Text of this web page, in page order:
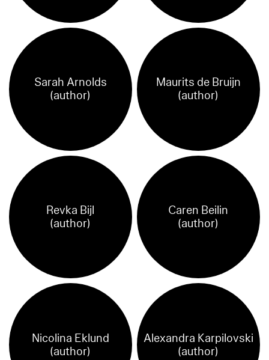
Sarah Arnolds
(author)
Maurits de Bruijn
(author)
Revka Bijl
(author)
Caren Beilin
(author)
Nicolina Eklund
(author)
Alexandra Karpilovski
(author)